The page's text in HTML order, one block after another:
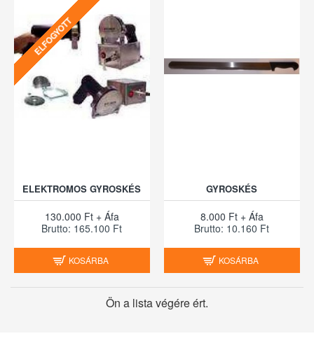
ELFOGYOTT
ELEKTROMOS GYROSKÉS
130.000 Ft + Áfa
Brutto: 165.100 Ft
KOSÁRBA
GYROSKÉS
8.000 Ft + Áfa
Brutto: 10.160 Ft
KOSÁRBA
Ön a lista végére ért.